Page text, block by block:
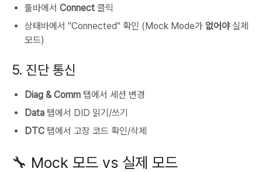
툴바에서 Connect 클릭
상태바에서 "Connected" 확인 (Mock Mode가 없어야실제
모드)
5. 진단 통신
Diag & Comm 탭에서 세션 변경
Data 탭에서 DID 읽기/쓰기
DTC 탭에서 고장 코드 확인/삭제
🔧 Mock 모드 vs 실제 모드